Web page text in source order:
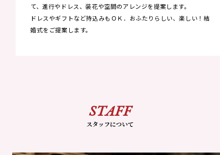
て、進行やドレス、装花や空間のアレンジを提案します。
ドレスやギフトなど持込みもＯＫ．おふたりらしい、楽しい！結
婚式をご提案します。
STAFF
スタッフについて